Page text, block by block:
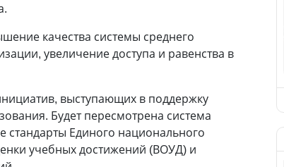
качества системы среднего
увеличение доступа и равенства в
выступающих в поддержку
Будет пересмотрена система
Единого национального
учебных достижений (ВОУД) и